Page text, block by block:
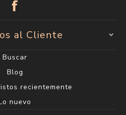
al Cliente
Buscar
Blog
recientemente
nuevo